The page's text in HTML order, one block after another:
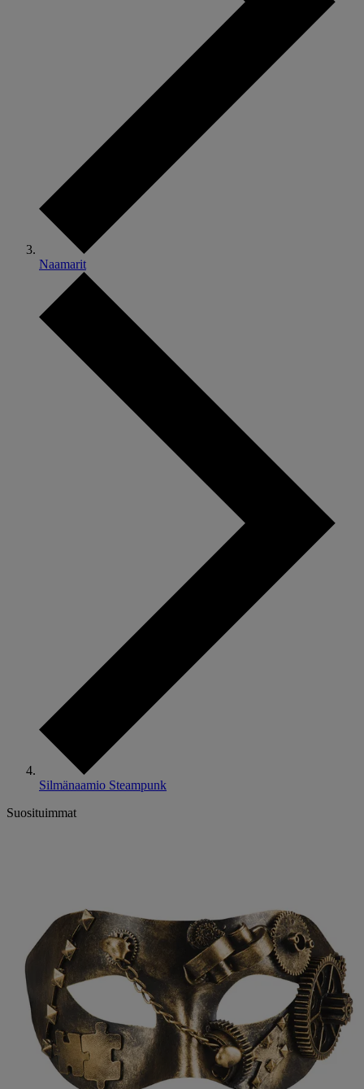
Naamarit
Silmänaamio Steampunk
Suosituimmat